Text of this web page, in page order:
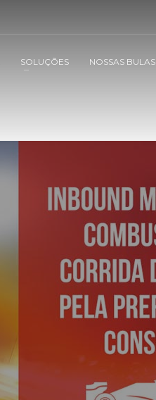
SOLUÇÕES NOSSAS BULAS